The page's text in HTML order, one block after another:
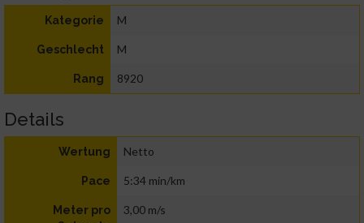
Kategorie M
Geschlecht M
Rang 8920
Details
Wertung Netto
Pace 5:34 min/km
Meter pro
3,00 m/s